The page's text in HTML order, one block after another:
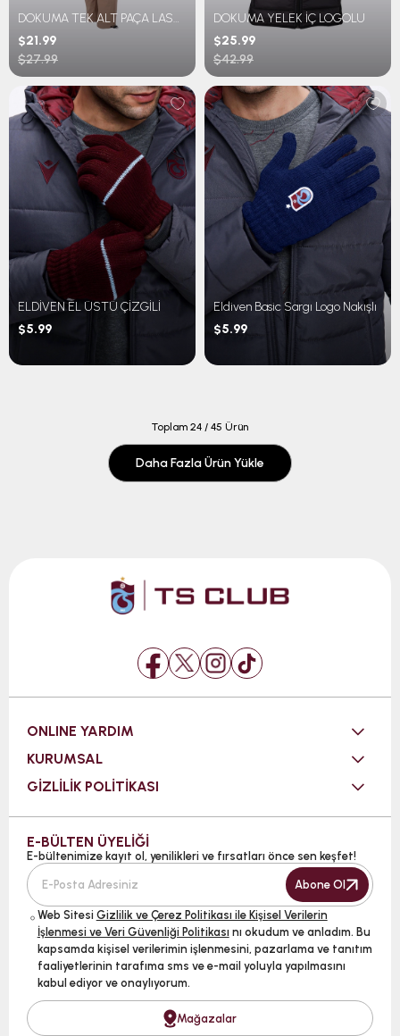
DOKUMA TEK ALT PAÇA LASTİKLİ
$21.99
$27.99
DOKUMA YELEK İÇ LOGOLU
$25.99
$42.99
ELDİVEN EL ÜSTÜ ÇİZGİLİ
$5.99
Eldiven Basic Sargı Logo Nakışlı
$5.99
Toplam 24 / 45 Ürün
Daha Fazla Ürün Yükle
ONLINE YARDIM
KURUMSAL
GİZLİLİK POLİTİKASI
E-BÜLTEN ÜYELİĞİ
E-bültenimize kayıt ol, yenilikleri ve fırsatları önce sen keşfet!
Abone Ol
Web Sitesi Gizlilik ve Çerez Politikası ile Kişisel Verilerin
İşlenmesi ve Veri Güvenliği Politikası nı okudum ve anladım. Bu
kapsamda kişisel verilerimin işlenmesini, pazarlama ve tanıtım
faaliyetlerinin tarafıma sms ve e-mail yoluyla yapılmasını
kabul ediyor ve onaylıyorum.
Mağazalar